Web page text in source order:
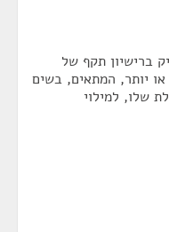
ברישיון תקף של
יותר, המתאים, בשים
שלו, למילוי